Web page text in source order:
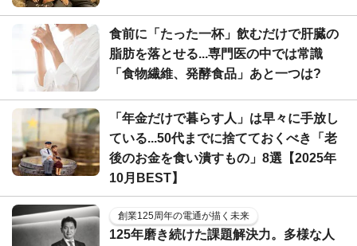
食前に「たった一杯」飲むだけで肝臓の
脂肪を落とせる...専門医の中では常識
「食物繊維、発酵食品」あと一つは?
「年金だけで暮らす人」は早々に手放し
ている...50代までに捨てておくべき「老
後のお金を食い潰すもの」8選【2025年
10月BEST】
創業125周年の電通が描く未来
125年磨き続けた課題解決力。多様な人